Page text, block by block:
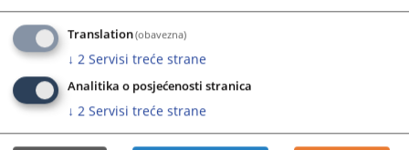
Prateći dokumenti
Utvrdjuje se da je optuzeni ucinio protivpravno djelo u
stanju neuracunljivosti
Translation(obavezna)
↓ 2 Servisi treće strane
Analitika o posjećenosti stranica
↓ 2 Servisi treće strane